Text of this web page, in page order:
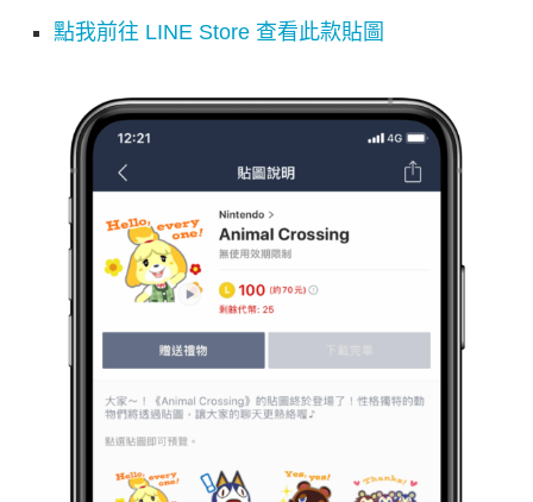
點我前往 LINE Store 查看此款貼圖